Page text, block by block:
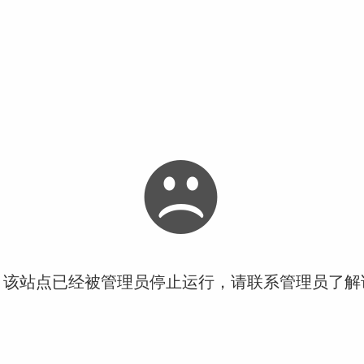
站点已经被管理员停止运行，请联系管理员了